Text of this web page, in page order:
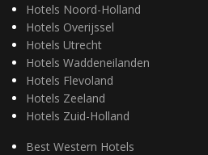
Hotels Noord-Holland
Hotels Overijssel
Hotels Utrecht
Hotels Waddeneilanden
Hotels Flevoland
Hotels Zeeland
Hotels Zuid-Holland
Best Western Hotels